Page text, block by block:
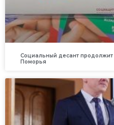
Социальный десант
Поморья